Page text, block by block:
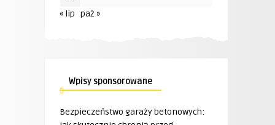
« lip paź »
Wpisy sponsorowane
Bezpieczeństwo garaży betonowych: